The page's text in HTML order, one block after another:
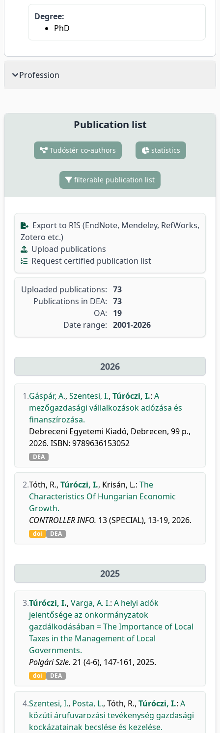
Degree:
PhD
Profession
Publication list
Tudóstér co-authors statistics
filterable publication list
Export to RIS (EndNote, Mendeley, RefWorks,
Zotero etc.)
Upload publications
Request certified publication list
Uploaded publications: 73
Publications in DEA: 73
OA:
19
Date range: 2001-2026
2026
1.Gáspár, A., Szentesi, I., Túróczi, I.: A
mezőgazdasági vállalkozások adózása és
finanszírozása.
Debreceni Egyetemi Kiadó, Debrecen, 99 p.,
2026. ISBN: 9789636153052
DEA
2.Tóth, R., Túróczi, I., Krisán, L.: The
Characteristics Of Hungarian Economic
Growth.
CONTROLLER INFO. 13 (SPECIAL), 13-19, 2026.
doi DEA
2025
3.Túróczi, I., Varga, A. I.: A helyi adók
jelentősége az önkormányzatok
gazdálkodásában = The Importance of Local
Taxes in the Management of Local
Governments.
Polgári Szle. 21 (4-6), 147-161, 2025.
doi DEA
4.Szentesi, I., Posta, L., Tóth, R., Túróczi, I.: A
közúti árufuvarozási tevékenység gazdasági
kockázatainak becslése és kezelése.